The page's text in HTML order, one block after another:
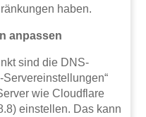
haben.
anpassen
sind die DNS-
wie Cloudflare
einstellen. Das kann